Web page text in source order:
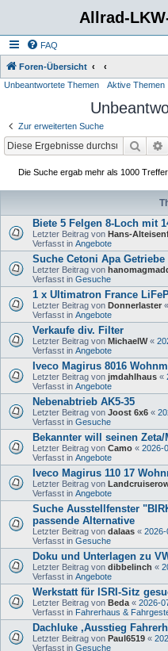
Allrad-
FAQ
Foren-Übersicht
Unbeantwortete Themen Aktive Themen
Zur erweiterten Suche
Suche
Die Suche ergab mehr als 1000 Treffer
Biete 5 Felgen 8-Loch mit
Letzter Beitrag von Hans-
Verfasst in Angebote
Suche Cetoni Apa Getriebe
Letzter Beitrag von
Verfasst in Gesuche
1 x Ultimatron France
Letzter Beitrag von Donnerlaster «
Verfasst in Angebote
Verkaufe div. Filter
Letzter Beitrag von MichaelW«
Verfasst in Angebote
Iveco Magirus 8016
Letzter Beitrag von jmdahlhaus «
Verfasst in Angebote
Nebenabtrieb AK5-35
Letzter Beitrag von Joost 6x6 «
Verfasst in Gesuche
Bekannter will seinen
Letzter Beitrag von Camo « 2026-
Verfasst in Angebote
Iveco Magirus 110 17
Letzter Beitrag von
Verfasst in Angebote
Suche Ausstellfenster
passende Alternative
Letzter Beitrag von dalaas « 2026-
Verfasst in Gesuche
Doku und Unterlagen zu
Letzter Beitrag von dibbelinch «
Verfasst in Angebote
Werkstatt für ISRI-Sitz
Letzter Beitrag von Beda « 2026-
Verfasst in Fahrerhaus &
Dachluke ,Ausstieg
Letzter Beitrag von Paul6519 «
Verfasst in Gesuche